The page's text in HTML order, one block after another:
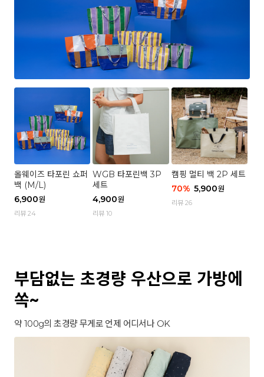
올웨이즈 타포린 쇼퍼
백 (M/L)
6,900원
리뷰 24
WGB 타포린백 3P
세트
4,900원
리뷰 10
캠핑 멀티 백 2P 세트
70% 5,900원
리뷰 26
부담없는 초경량 우산으로 가방에
쏙~
약 100g의 초경량 무게로 언제 어디서나 OK